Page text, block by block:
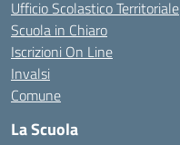
Ufficio Scolastico Territoriale
Scuola in Chiaro
Iscrizioni On Line
Invalsi
Comune
La Scuola